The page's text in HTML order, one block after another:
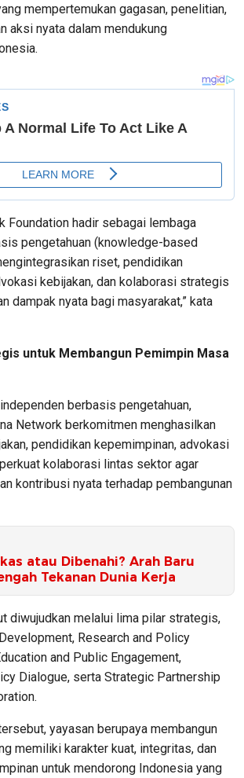
mempertemukan gagasan, penelitian,
aksi nyata dalam mendukung
Foundation hadir sebagai lembaga
pengetahuan (knowledge-based
riset, pendidikan
kebijakan, dan kolaborasi strategis
dampak nyata bagi masyarakat,” kata
untuk Membangun Pemimpin Masa
berbasis pengetahuan,
Network berkomitmen menghasilkan
pendidikan kepemimpinan, advokasi
kolaborasi lintas sektor agar
kontribusi nyata terhadap pembangunan
atau Dibenahi? Arah Baru
Tekanan Dunia Kerja
diwujudkan melalui lima pilar strategis,
Research and Policy
and Public Engagement,
Dialogue, serta Strategic Partnership
yayasan berupaya membangun
memiliki karakter kuat, integritas, dan
untuk mendorong Indonesia yang